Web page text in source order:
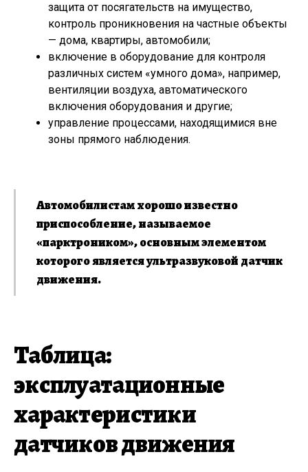
защита от посягательств на имущество,
контроль проникновения на частные объекты
— дома, квартиры, автомобили;
включение в оборудование для контроля
различных систем «умного дома», например,
вентиляции воздуха, автоматического
включения оборудования и другие;
управление процессами, находящимися вне
зоны прямого наблюдения.
Автомобилистам хорошо известно
приспособление, называемое
«парктроником», основным элементом
которого является ультразвуковой датчик
движения.
Таблица:
эксплуатационные
характеристики
датчиков движения